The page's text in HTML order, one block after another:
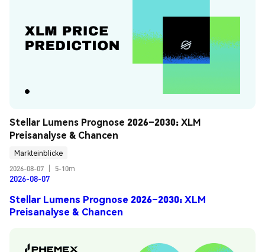
Stellar Lumens Prognose 2026–2030: XLM
Preisanalyse & Chancen
Markteinblicke
2026-08-07
5-10m
2026-08-07
Stellar Lumens Prognose 2026–2030: XLM
Preisanalyse & Chancen